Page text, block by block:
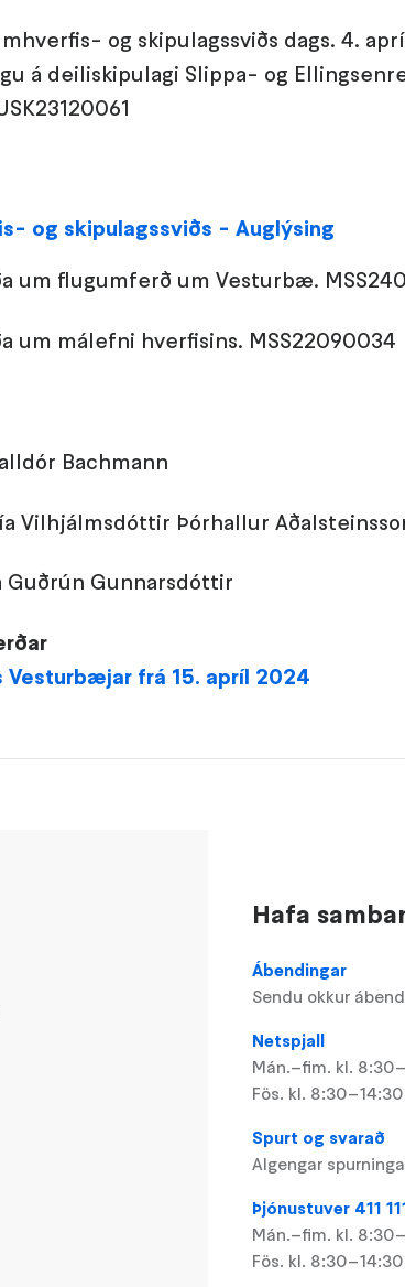
og skipulagssviðs dags. 4.
á deiliskipulagi Slippa- og
og skipulagssviðs - Auglýsing
um flugumferð um Vesturbæ.
um málefni hverfisins. MSS22090034
Bachmann
Vilhjálmsdóttir Þórhallur
Guðrún Gunnarsdóttir
Vesturbæjar frá 15. apríl 2024
Hafa
Ábendingar
Sendu okkur
Netspjall
Mán.–fim. kl.
Fös. kl. 8:30–14:30
Spurt og svarað
Algengar
Þjónustuver 411
Mán.–fim. kl.
Fös. kl. 8:30–14:30